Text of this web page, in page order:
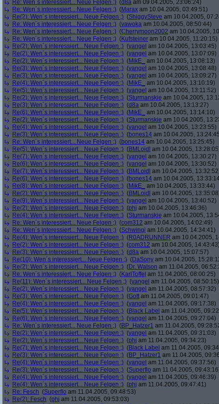
Re: Wen´s interessiert... Neue Felgen ;) (d8a am 09.04.2005, 23:06:24)
Re: Wen´s interessiert... Neue Felgen ;) (Marax am 10.04.2005, 03:49:51)
Re(2): Wen´s interessiert... Neue Felgen ;) (ShiggySteve am 10.04.2005,
Re: Wen´s interessiert... Neue Felgen ;) (vawoka am 10.04.2005, 08:50:44)
Re: Wen´s interessiert... Neue Felgen ;) (Cherrymoon2002 am 10.04.2005,
Re: Wen´s interessiert... Neue Felgen ;) (Kufsteiner am 10.04.2005, 11:20:15)
Re(2): Wen´s interessiert... Neue Felgen ;) (yangel am 10.04.2005, 13:03:45)
Re(2): Wen´s interessiert... Neue Felgen ;) (yangel am 10.04.2005, 13:07:09)
Re(2): Wen´s interessiert... Neue Felgen ;) (MikE_
am 10.04.2005, 13:08:13)
Re(3): Wen´s interessiert... Neue Felgen ;) (yangel am 10.04.2005, 13:08:48)
Re(3): Wen´s interessiert... Neue Felgen ;) (yangel am 10.04.2005, 13:09:27)
Re(4): Wen´s interessiert... Neue Felgen ;) (MikE_
am 10.04.2005, 13:10:19)
Re(5): Wen´s interessiert... Neue Felgen ;) (yangel am 10.04.2005, 13:11:52)
Re(2): Wen´s interessiert... Neue Felgen ;) (Sturmanskie am 10.04.2005,
Re(3): Wen´s interessiert... Neue Felgen ;) (d8a am 10.04.2005, 13:13:27)
Re(6): Wen´s interessiert... Neue Felgen ;) (MikE_
am 10.04.2005, 13:14:10)
Re(2): Wen´s interessiert... Neue Felgen ;) (Sturmanskie am 10.04.2005,
Re(4): Wen´s interessiert... Neue Felgen ;) (yangel am 10.04.2005, 13:23:55)
Re(3): Wen´s interessiert... Neue Felgen ;) (bones14 am 10.04.2005,
Re: Wen´s interessiert... Neue Felgen ;) (bones14 am 10.04.2005, 13:25:45)
Re(5): Wen´s interessiert... Neue Felgen ;) (BMLoidl am 10.04.2005,
Re(7): Wen´s interessiert... Neue Felgen ;) (yangel am 10.04.2005, 13:30:27)
Re(6): Wen´s interessiert... Neue Felgen ;) (yangel am 10.04.2005, 13:30:52)
Re(7): Wen´s interessiert... Neue Felgen ;) (BMLoidl am 10.04.2005,
Re(6): Wen´s interessiert... Neue Felgen ;) (bones14 am 10.04.2005,
Re(8): Wen´s interessiert... Neue Felgen ;) (MikE_
am 10.04.2005, 13:33:44)
Re(2): Wen´s interessiert... Neue Felgen ;) (BMLoidl am 10.04.2005,
Re(9): Wen´s interessiert... Neue Felgen ;) (yangel am 10.04.2005, 13:40:52)
Re(2): Wen´s interessiert... Neue Felgen ;) (phj am 10.04.2005, 13:46:36)
Re(4): Wen´s interessiert... Neue Felgen ;) (Sturmanskie am 10.04.2005,
Re: Wen´s interessiert... Neue Felgen ;) (com312 am 10.04.2005, 14:02:49)
Re: Wen´s interessiert... Neue Felgen ;) (Schwingi am 10.04.2005, 14:34:41)
Re(4): Wen´s interessiert... Neue Felgen ;) (R0ADRUNNER am 10.04.2005,
Re(2): Wen´s interessiert... Neue Felgen ;) (com312 am 10.04.2005,
Re(3): Wen´s interessiert... Neue Felgen ;) (d8a am 10.04.2005, 15:07:57)
Re(10): Wen´s interessiert... Neue Felgen ;) (DaSony am 10.04.2005,
Re(2): Wen´s interessiert... Neue Felgen ;) (Dr. Watson am 11.04.2005,
Re: Wen´s interessiert... Neue Felgen ;) (KarlToffel am 11.04.2005, 08:00:25)
Re(11): Wen´s interessiert... Neue Felgen ;) (yangel am 11.04.2005, 08:50:15)
Re(2): Wen´s interessiert... Neue Felgen ;) (yangel am 11.04.2005, 08:57:32)
Re(3): Wen´s interessiert... Neue Felgen ;) (Gott am 11.04.2005, 09:01:47)
Re(4): Wen´s interessiert... Neue Felgen ;) (yangel am 11.04.2005, 09:17:38)
Re(5): Wen´s interessiert... Neue Felgen ;) (Black Label am 11.04.2005,
Re(6): Wen´s interessiert... Neue Felgen ;) (yangel am 11.04.2005, 09:27:04)
Re: Wen´s interessiert... Neue Felgen ;) (BP_Hatzer1 am 11.04.2005,
Re(2): Wen´s interessiert... Neue Felgen ;) (yangel am 11.04.2005, 09:31:03)
Re(2): Wen´s interessiert... Neue Felgen ;) (phj am 11.04.2005, 09:34:23)
Re(7): Wen´s interessiert... Neue Felgen ;) (Black Label am 11.04.2005,
Re(3): Wen´s interessiert... Neue Felgen ;) (BP_Hatzer1 am 11.04.2005,
Re(4): Wen´s interessiert... Neue Felgen ;) (yangel am 11.04.2005, 09:37:56)
Re(3): Wen´s interessiert... Neue Felgen ;) (Superflo am 11.04.2005,
Re(4): Wen´s interessiert... Neue Felgen ;) (yangel am 11.04.2005, 09:46:39)
Re(4): Wen´s interessiert... Neue Felgen ;) (phj am 11.04.2005, 09:47:41)
Re: Fesch (Superflo am 11.04.2005, 09:48:53)
Re(2): Fesch (phj am 11.04.2005, 09:53:03)